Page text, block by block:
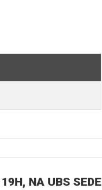
NA UBS SEDE